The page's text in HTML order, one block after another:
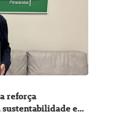
reforça
sustentabilidade e